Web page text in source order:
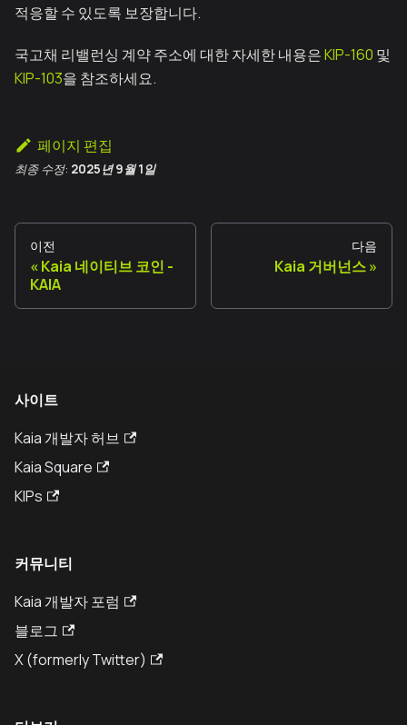
적응할 수 있도록 보장합니다.
국고채 리밸런싱 계약 주소에 대한 자세한 내용은KIP-160 및
KIP-103을 참조하세요.
페이지 편집
최종 수정: 2025년 9월 1일
이전
Kaia 네이티브 코인 -
KAIA
다음
Kaia 거버넌스
사이트
Kaia 개발자 허브
Kaia Square
KIPs
커뮤니티
Kaia 개발자 포럼
블로그
X (formerly Twitter)